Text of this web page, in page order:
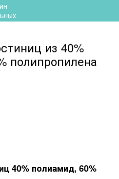
из 40%
полипропилена
40% полиамид, 60%